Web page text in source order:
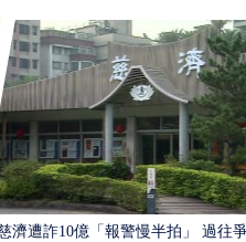
濟遭詐10億「報警慢半拍」 過往爭